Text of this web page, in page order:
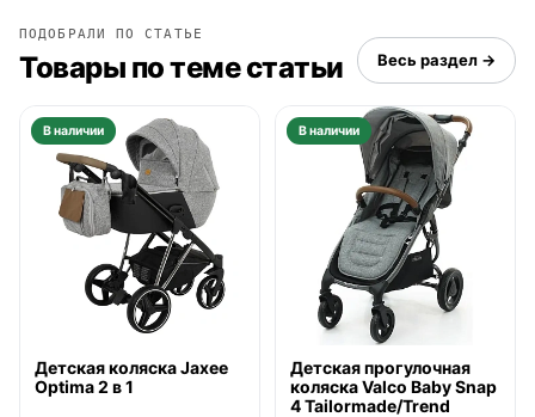
ПОДОБРАЛИ ПО СТАТЬЕ
Товары по теме статьи Весь раздел →
В наличии
Детская коляска Jaxee
Optima 2 в 1
В наличии
Детская прогулочная
коляска Valco Baby Snap
4 Tailormade/Trend